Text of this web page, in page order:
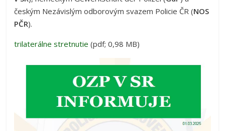
českým Nezávislým odborovým svazem Policie ČR (NOS
PČR).
trilaterálne stretnutie (pdf; 0,98 MB)